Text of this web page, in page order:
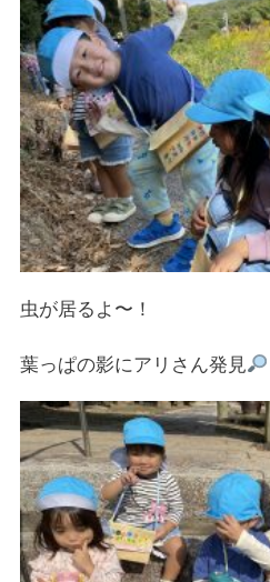
虫が居るよ〜！
葉っぱの影にアリさん発見